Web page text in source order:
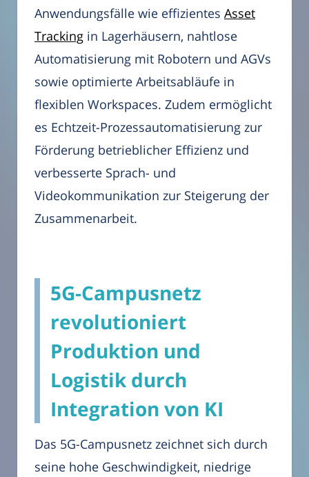
Anwendungsfälle wie effizientes Asset
Tracking in Lagerhäusern, nahtlose
Automatisierung mit Robotern und AGVs
sowie optimierte Arbeitsabläufe in
flexiblen Workspaces. Zudem ermöglicht
es Echtzeit-Prozessautomatisierung zur
Förderung betrieblicher Effizienz und
verbesserte Sprach- und
Videokommunikation zur Steigerung der
Zusammenarbeit.
5G-Campusnetz
revolutioniert
Produktion und
Logistik durch
Integration von KI
Das 5G-Campusnetz zeichnet sich durch
seine hohe Geschwindigkeit, niedrige